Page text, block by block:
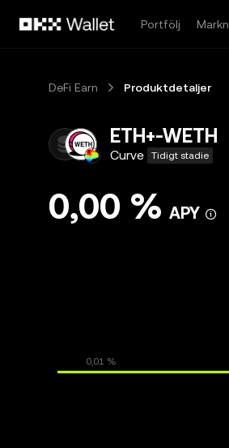
Portfölj
Markn.
DeFi Earn Produktdetaljer
ETH+-WETH
Curve Tidigt stadie
0,00 % APY